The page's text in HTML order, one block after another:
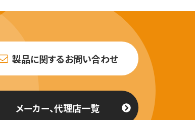
製品に関するお問い合わせ
メーカー、代理店一覧